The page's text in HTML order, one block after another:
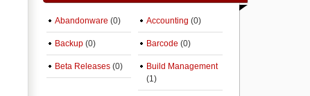
Abandonware (0) Accounting (0)
Backup (0) Barcode (0)
Beta Releases (0)
Build Management
(1)